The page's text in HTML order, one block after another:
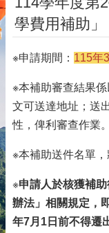
學費用補助」
※申請期間： 115年
※本補助審查結果
文可送達地址；送
性，俾利審查作業。
※本補助送件名單，
※申請人於核獲補
辦法」相關規定，
年7月1日前不得遷